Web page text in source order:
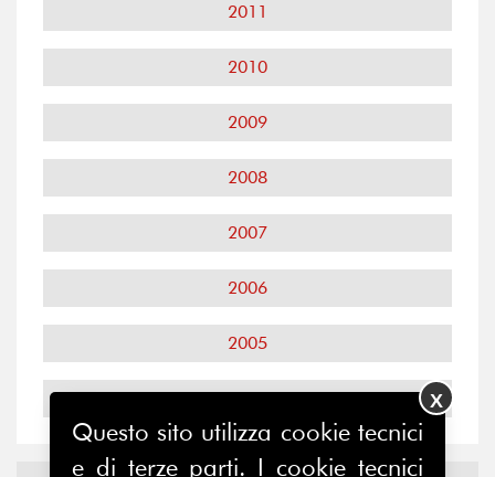
2011
2010
2009
2008
2007
2006
2005
2004
Questo sito utilizza cookie tecnici
e di terze parti. I cookie tecnici
X